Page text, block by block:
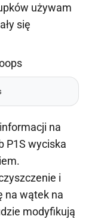
używam
się
na
P1S wyciska
i
na wątek na
modyfikują